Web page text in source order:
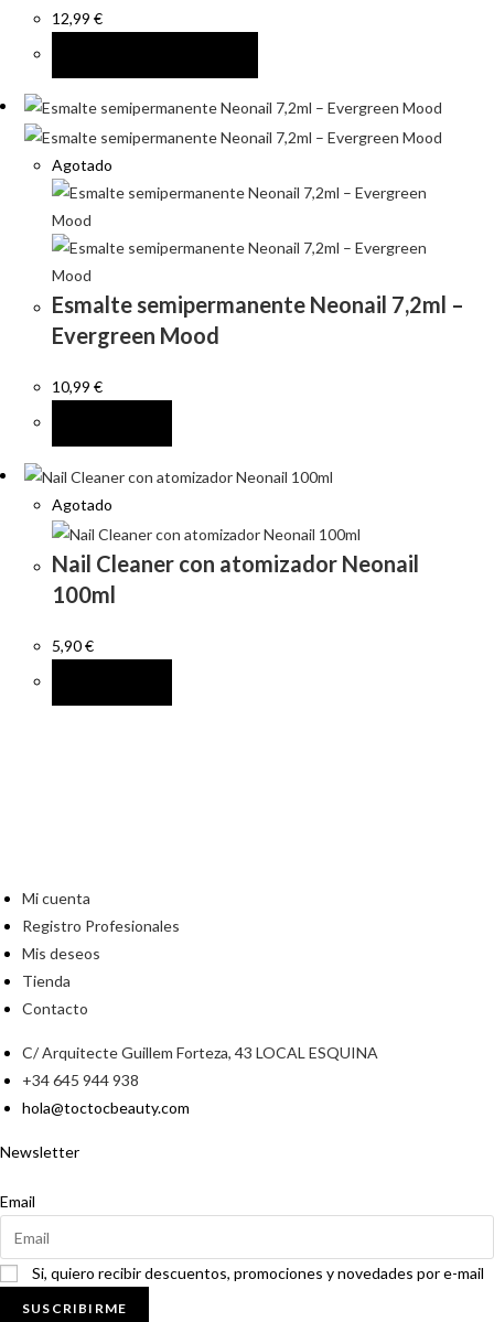
12,99€
Agotado
Esmalte semipermanente Neonail 7,2ml –
Evergreen Mood
10,99€
Agotado
Nail Cleaner con atomizador Neonail
100ml
5,90€
Mi cuenta
Registro Profesionales
Mis deseos
Tienda
Contacto
C/ Arquitecte Guillem Forteza, 43 LOCAL ESQUINA
+34 645 944 938
hola@toctocbeauty.com
Newsletter
Email
Si, quiero recibir descuentos, promociones y novedades por e-mail
SUSCRIBIRME